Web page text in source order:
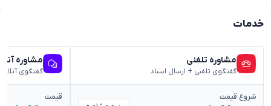
خدمات
مشاوره تلفنی
گفتگوی تلفنی + ارسال اسناد
شروع قیمت
مشاوره
گفتگوی
قیمت